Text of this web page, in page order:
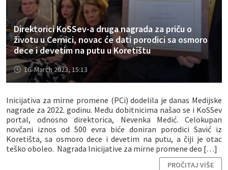
Direktorici KoSSev-a druga nagrada za priču o
životu u Cernici, novac će dati porodici sa osmoro
dece i devetim na putu u Koretištu
16. March 2023, 15:13
Inicijativa za mirne promene (PCi) dodelila je danas Medijske
nagrade za 2022. godinu. Među dobitnicima našao se i KoSSev
portal, odnosno direktorica, Nevenka Medić. Celokupan
novčani iznos od 500 evra biće doniran porodici Savić iz
Koretišta, sa osmoro dece i devetim na putu, a čiji je otac
teško oboleo. Nagrada Inicijative za mirne promene deo […]
PROČITAJ VIŠE